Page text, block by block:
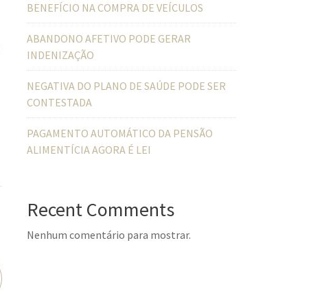
BENEFÍCIO NA COMPRA DE VEÍCULOS
ABANDONO AFETIVO PODE GERAR
INDENIZAÇÃO
NEGATIVA DO PLANO DE SAÚDE PODE SER
CONTESTADA
PAGAMENTO AUTOMÁTICO DA PENSÃO
ALIMENTÍCIA AGORA É LEI
Recent Comments
Nenhum comentário para mostrar.